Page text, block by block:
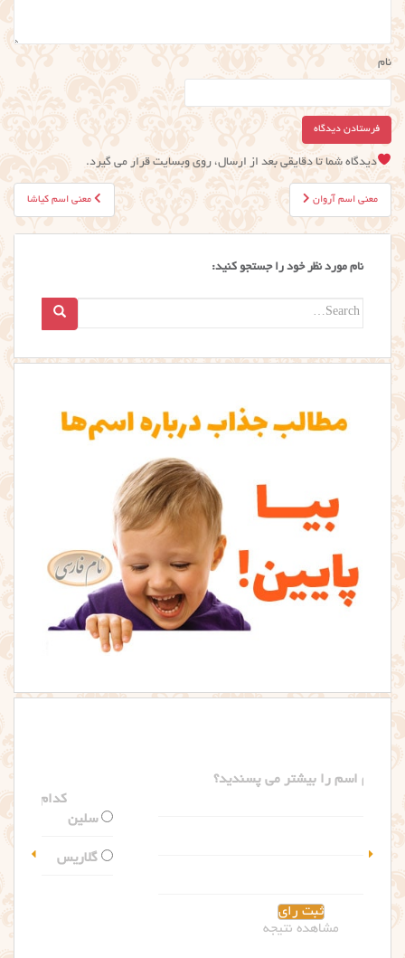
نام
دیدگاه شما تا دقایقی بعد از ارسال، روی وبسایت قرار می گیرد.
راهبری
نوشته
معنی اسم کیاشا معنی اسم آروان
نام مورد نظر خود را جستجو کنید:
Search